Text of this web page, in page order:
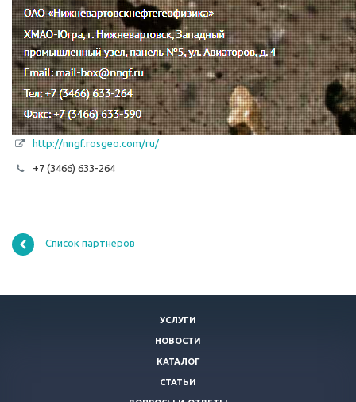
http://nngf.rosgeo.com/ru/
+7 (3466) 633-264
Список партнеров
УСЛУГИ
НОВОСТИ
КАТАЛОГ
СТАТЬИ